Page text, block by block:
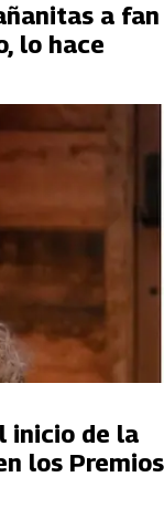
a fan
lo hace
inicio de la
los Premios